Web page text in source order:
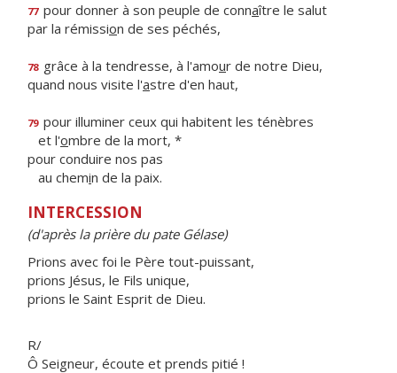
77 pour donner à son peuple de connaître le salut
par la rémission de ses péchés,
78 grâce à la tendresse, à l'amour de notre Dieu,
quand nous visite l'astre d'en haut,
79 pour illuminer ceux qui habitent les ténèbres
et l'ombre de la mort, *
pour conduire nos pas
au chemin de la paix.
INTERCESSION
(d'après la prière du pate Gélase)
Prions avec foi le Père tout-puissant,
prions Jésus, le Fils unique,
prions le Saint Esprit de Dieu.
R/
Ô Seigneur, écoute et prends pitié !